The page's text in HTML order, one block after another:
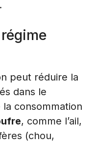
peut réduire la
dans le
consommation
, comme l’ail,
(chou,